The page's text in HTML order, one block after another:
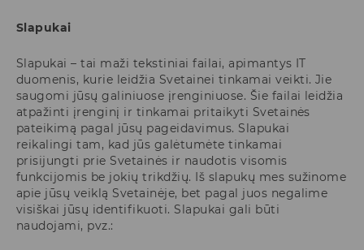
Slapukai
Slapukai – tai maži tekstiniai failai, apimantys IT
duomenis, kurie leidžia Svetainei tinkamai veikti. Jie
saugomi jūsų galiniuose įrenginiuose. Šie failai leidžia
atpažinti įrenginį ir tinkamai pritaikyti Svetainės
pateikimą pagal jūsų pageidavimus. Slapukai
reikalingi tam, kad jūs galėtumėte tinkamai
prisijungti prie Svetainės ir naudotis visomis
funkcijomis be jokių trikdžių. Iš slapukų mes sužinome
apie jūsų veiklą Svetainėje, bet pagal juos negalime
visiškai jūsų identifikuoti. Slapukai gali būti
naudojami, pvz.: